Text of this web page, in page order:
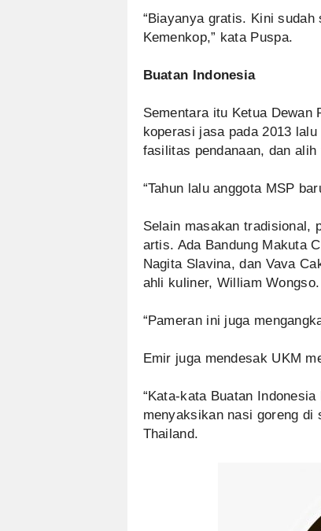
“Biayanya gratis. Kini
Kemenkop,” kata Puspa.
Buatan Indonesia
Sementara itu Ketua Dewan
koperasi jasa pada 2013
fasilitas pendanaan, dan alih
“Tahun lalu anggota MSP
Selain masakan tradisional,
artis. Ada Bandung Makuta
Nagita Slavina, dan Vava
ahli kuliner, William Wongso.
“Pameran ini juga
Emir juga mendesak UKM
“Kata-kata Buatan
menyaksikan nasi goreng di
Thailand.